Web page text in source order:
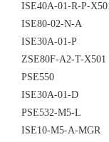
ISE40A-01-R-P-
ISE80-02-N-A
ISE30A-01-P
ZSE80F-A2-T-X501
PSE550
ISE30A-01-D
PSE532-M5-L
ISE10-M5-A-MGR